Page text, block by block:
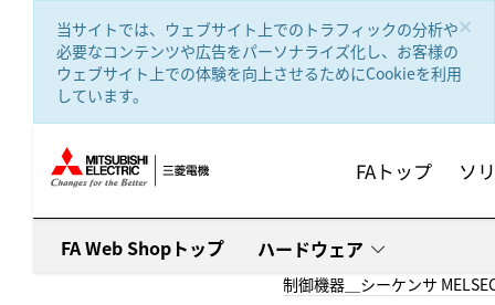
×
当サイトでは、ウェブサイト上でのトラフィックの分析や
必要なコンテンツや広告をパーソナライズ化し、お客様の
ウェブサイト上での体験を向上させるためにCookieを利用
しています。
FAトップ ソ
FA Web Shopトップ ハードウェア
制御機器＿シーケンサ